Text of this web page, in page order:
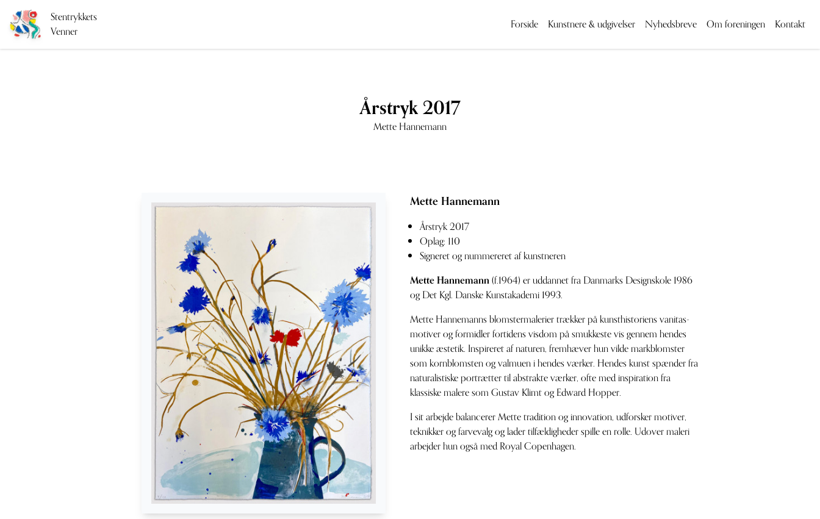
Stentrykkets
Venner
Forside Kunstnere & udgivelser Nyhedsbreve Om foreningen Kontakt
Årstryk 2017
Mette Hannemann
Mette Hannemann
Årstryk 2017
Oplag: 110
Signeret og nummereret af kunstneren
Mette Hannemann(f.1964) er uddannet fra Danmarks Designskole 1986
og Det Kgl. Danske Kunstakademi 1993.
Mette Hannemanns blomstermalerier trækker på kunsthistoriens vanitas-
motiver og formidler fortidens visdom på smukkeste vis gennem hendes
unikke æstetik. Inspireret af naturen, fremhæver hun vilde markblomster
som kornblomsten og valmuen i hendes værker. Hendes kunst spænder fra
naturalistiske portrætter til abstrakte værker, ofte med inspiration fra
klassiske malere som Gustav Klimt og Edward Hopper.
I sit arbejde balancerer Mette tradition og innovation, udforsker motiver,
teknikker og farvevalg og lader tilfældigheder spille en rolle. Udover maleri
arbejder hun også med Royal Copenhagen.